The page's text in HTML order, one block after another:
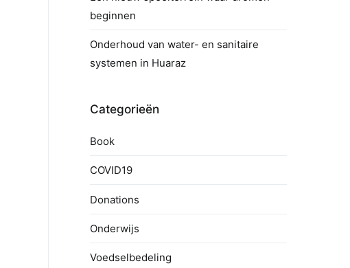
beginnen
Onderhoud van water- en sanitaire
systemen in Huaraz
Categorieën
Book
COVID19
Donations
Onderwijs
Voedselbedeling